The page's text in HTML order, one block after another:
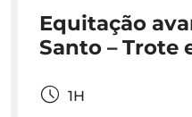
Equitação
Santo – Trote
1H